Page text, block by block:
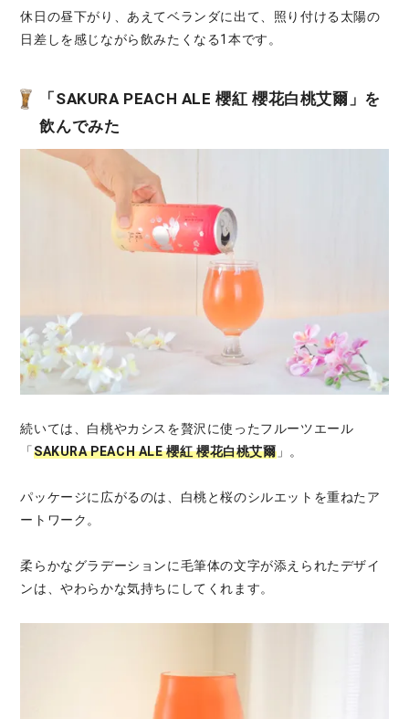
休日の昼下がり、あえてベランダに出て、照り付ける太陽の
日差しを感じながら飲みたくなる1本です。
「SAKURA PEACH ALE 櫻紅 櫻花白桃艾爾」を
飲んでみた
続いては、白桃やカシスを贅沢に使ったフルーツエール
「SAKURA PEACH ALE 櫻紅 櫻花白桃艾爾」。
パッケージに広がるのは、白桃と桜のシルエットを重ねたア
ートワーク。
柔らかなグラデーションに毛筆体の文字が添えられたデザイ
ンは、やわらかな気持ちにしてくれます。